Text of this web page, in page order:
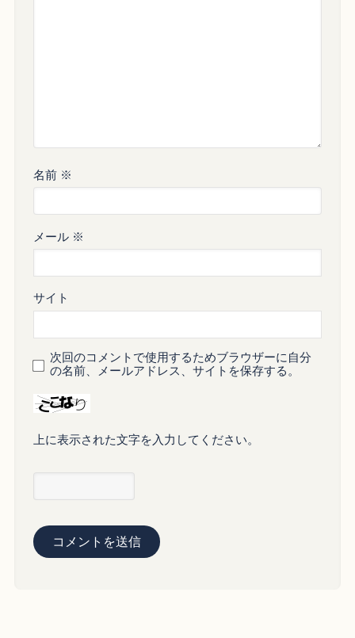
名前 ※
メール ※
サイト
次回のコメントで使用するためブラウザーに自分
の名前、メールアドレス、サイトを保存する。
上に表示された文字を入力してください。